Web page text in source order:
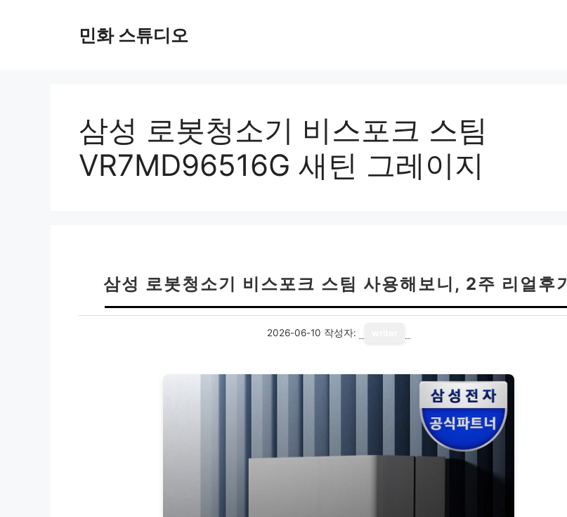
민화 스튜디오
삼성 로봇청소기 비스포크 스팀
VR7MD96516G 새틴 그레이지
삼성 로봇청소기 비스포크 스팀 사용해보니, 2주 리얼후기
2026-06-10 작성자: